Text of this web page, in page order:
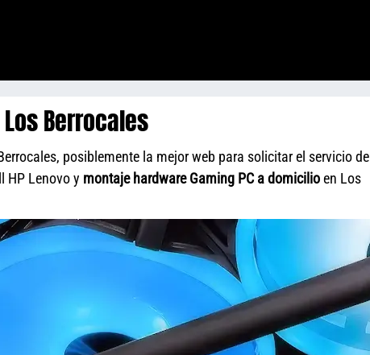
Berrocales
posiblemente la mejor web para solicitar el servicio de
HP Lenovo y montaje hardware Gaming PC a domicilioen Los